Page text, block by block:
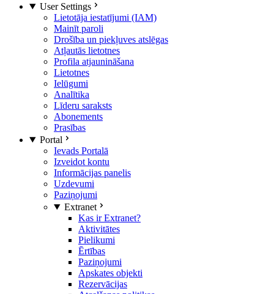
User Settings
Lietotāja iestatījumi (IAM)
Mainīt paroli
Drošība un piekļuves atslēgas
Atļautās lietotnes
Profila atjaunināšana
Lietotnes
Ielūgumi
Analītika
Līderu saraksts
Abonements
Prasības
Portal
Ievads Portalā
Izveidot kontu
Informācijas panelis
Uzdevumi
Paziņojumi
Extranet
Kas ir Extranet?
Aktivitātes
Pielikumi
Ērtības
Paziņojumi
Apskates objekti
Rezervācijas